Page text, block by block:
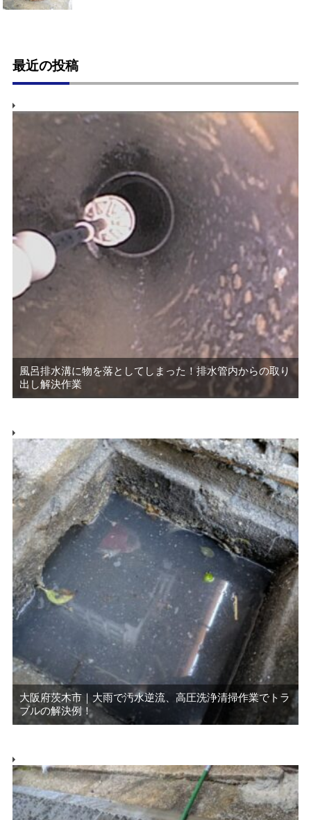
最近の投稿
風呂排水溝に物を落としてしまった！排水管内からの取り
出し解決作業
大阪府茨木市｜大雨で汚水逆流、高圧洗浄清掃作業でトラ
ブルの解決例！